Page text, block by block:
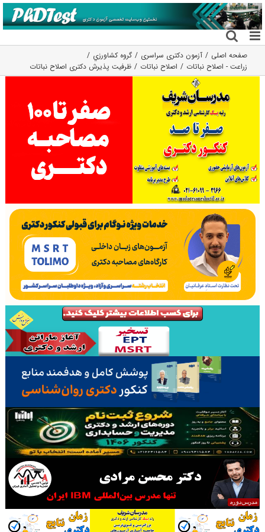
رفتن
به
محتوا
صفحه اصلی آزمون دکتری سراسری
گروه كشاورزي
زراعت - اصلاح نباتات
اصلاح نباتات ظرفیت پذیرش دکتری اصلاح نباتات